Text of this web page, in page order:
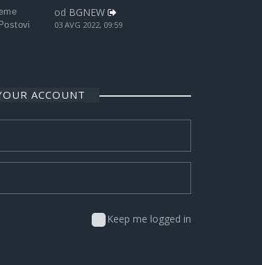
od BGNEW
03 AVG 2022, 09:59
ACCOUNT
Keep me logged in